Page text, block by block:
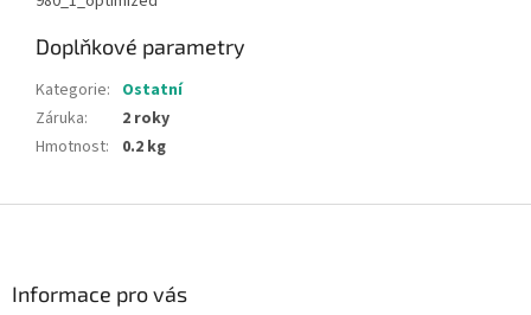
Doplňkové parametry
Kategorie: Ostatní
Záruka:
2 roky
Hmotnost: 0.2 kg
Informace pro vás